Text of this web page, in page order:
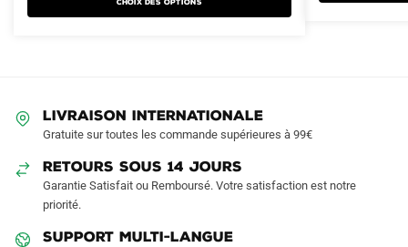
variations.
choisies
la
page
produit
page
LIVRAISON INTERNATIONALE
Gratuite sur toutes les commande supérieures à 99€
RETOURS SOUS 14 JOURS
Garantie Satisfait ou Remboursé. Votre satisfaction est notre
priorité.
SUPPORT MULTI-LANGUE